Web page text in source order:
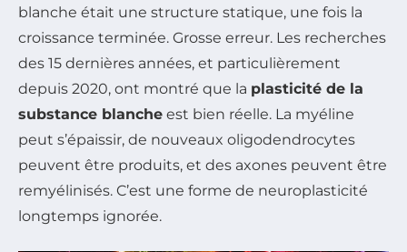
blanche était une structure statique, une fois la
croissance terminée. Grosse erreur. Les recherches
des 15 dernières années, et particulièrement
depuis 2020, ont montré que la plasticité de la
substance blanche est bien réelle. La myéline
peut s’épaissir, de nouveaux oligodendrocytes
peuvent être produits, et des axones peuvent être
remyélinisés. C’est une forme de neuroplasticité
longtemps ignorée.